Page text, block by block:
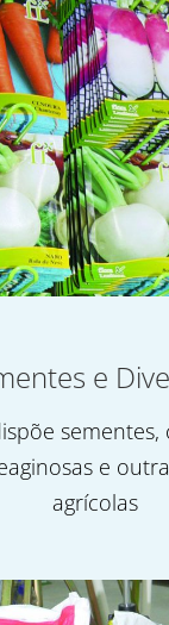
e
sementes,
e
agrícolas